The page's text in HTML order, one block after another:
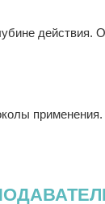
действия.